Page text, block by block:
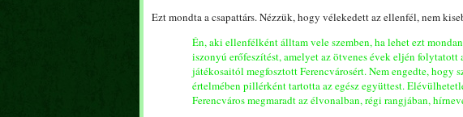
Ezt mondta a csapattárs. Nézzük, hogy vélekedett az ellenfél, nem
Én, aki ellenfélként álltam vele szemben, ha lehet ezt
iszonyú erőfeszítést, amelyet az ötvenes évek eljén folytatott
játékosaitól megfosztott Ferencvárosért. Nem engedte, hogy
értelmében pillérként tartotta az egész együttest.
Ferencváros megmaradt az élvonalban, régi rangjában,